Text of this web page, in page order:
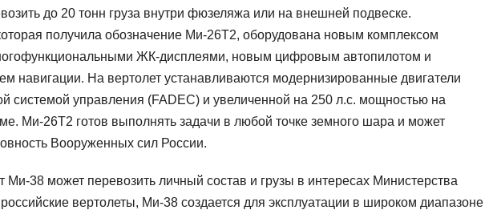
до 20 тонн груза внутри фюзеляжа или на внешней подвеске.
получила обозначение Ми-26Т2, оборудована новым комплексом
ЖК-дисплеями, новым цифровым автопилотом и
навигации. На вертолет устанавливаются модернизированные двигатели
системой управления (FADEC) и увеличенной на 250 л.с. мощностью на
Ми-26Т2 готов выполнять задачи в любой точке земного шара и может
Вооруженных сил России.
Ми-38 может перевозить личный состав и грузы в интересах Министерства
вертолеты, Ми-38 создается для эксплуатации в широком диапазоне